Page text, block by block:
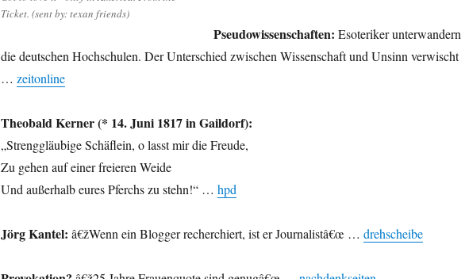
Ticket. (sent by: texan friends)
Pseudowissenschaften: Esoteriker unterwandern
die deutschen Hochschulen. Der Unterschied zwischen Wissenschaft und Unsinn verwischt
… zeitonline
Theobald Kerner (* 14. Juni 1817 in Gaildorf):
„Strenggläubige Schäflein, o lasst mir die Freude,
Zu gehen auf einer freieren Weide
Und außerhalb eures Pferchs zu stehn!“ … hpd
Jörg Kantel: â€žWenn ein Blogger recherchiert, ist er Journalistâ€œ … drehscheibe